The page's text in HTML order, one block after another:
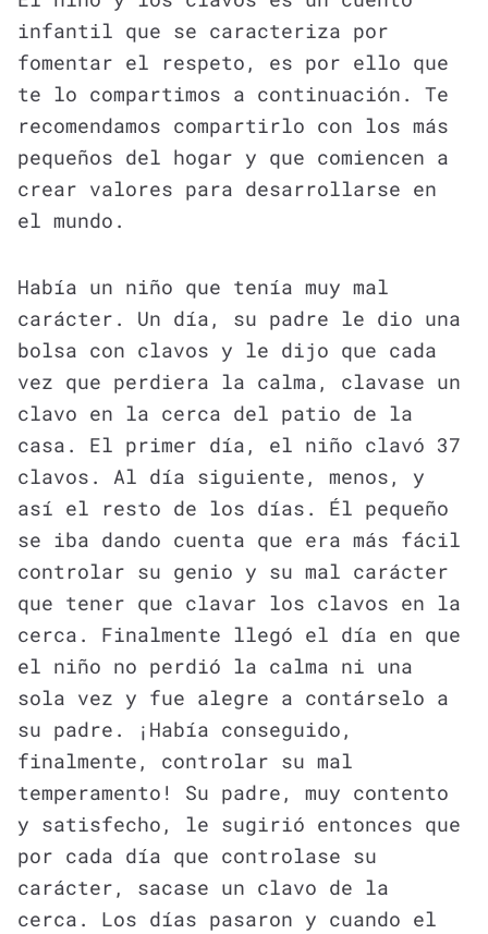
infantil que se caracteriza por
fomentar el respeto, es por ello que
te lo compartimos a continuación. Te
recomendamos compartirlo con los más
pequeños del hogar y que comiencen a
crear valores para desarrollarse en
el mundo.
Había un niño que tenía muy mal
carácter. Un día, su padre le dio una
bolsa con clavos y le dijo que cada
vez que perdiera la calma, clavase un
clavo en la cerca del patio de la
casa. El primer día, el niño clavó 37
clavos. Al día siguiente, menos, y
así el resto de los días. Él pequeño
se iba dando cuenta que era más fácil
controlar su genio y su mal carácter
que tener que clavar los clavos en la
cerca. Finalmente llegó el día en que
el niño no perdió la calma ni una
sola vez y fue alegre a contárselo a
su padre. ¡Había conseguido,
finalmente, controlar su mal
temperamento! Su padre, muy contento
y satisfecho, le sugirió entonces que
por cada día que controlase su
carácter, sacase un clavo de la
cerca. Los días pasaron y cuando el